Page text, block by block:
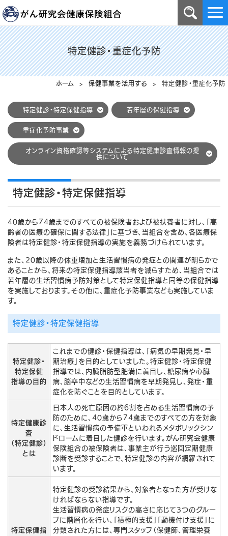
ホーム > 保健事業を活用する > 特定健診・重症化予防
特定健診・重症化予防
特定健診・特定保健指導 若年層の保健指導
重症化予防事業
オンライン資格確認等システムによる特定健康診査情報の提
供について
特定健診・特定保健指導
40歳から74歳までのすべての被保険者および被扶養者に対し、「高
齢者の医療の確保に関する法律」に基づき、当組合を含め、各医療保
険者は特定健診・特定保健指導の実施を義務づけられています。
また、20歳以降の体重増加と生活習慣病の発症との関連が明らかで
あることから、将来の特定保健指導該当者を減らすため、当組合では
若年層の生活習慣病予防対策として特定保健指導と同等の保健指導
を実施しております。その他に、重症化予防事業なども実施していま
す。
特定健診・特定保健指導
特定健診・
特定保健
指導の目的
これまでの健診・保健指導は、「病気の早期発見・早
期治療」を目的としていました。特定健診・特定保健
指導では、内臓脂肪型肥満に着目し、糖尿病や心臓
病、脳卒中などの生活習慣病を早期発見し、発症・重
症化を防ぐことを目的としています。
特定健康診
査
（特定健診）
とは
日本人の死亡原因の約6割を占める生活習慣病の予
防のために、40歳から74歳までのすべての方を対象
に、生活習慣病の予備軍といわれるメタボリックシン
ドロームに着目した健診を行います。がん研究会健康
保険組合の被保険者は、事業主が行う巡回定期健康
診断を受診することで、特定健診の内容が網羅されて
います。
特定保健指
特定健診の受診結果から、対象者となった方が受けな
ければならない指導です。
生活習慣病の発症リスクの高さに応じて3つのグルー
プに階層化を行い、「積極的支援」「動機付け支援」に
分類された方には、専門スタッフ（保健師、管理栄養